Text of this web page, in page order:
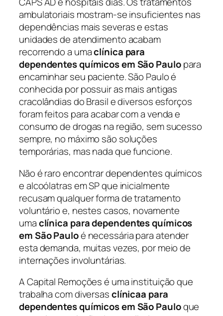
ambulatoriais mostram-se insuficientes nas
dependências mais severas e estas
unidades de atendimento acabam
recorrendo a umaclínica para
dependentes químicos em São Paulopara
encaminhar seu paciente. São Paulo é
conhecida por possuir as mais antigas
cracolândias do Brasil e diversos esforços
foram feitos para acabar com a venda e
consumo de drogas na região, sem sucesso
sempre, no máximo são soluções
temporárias, mas nada que funcione.
Não é raro encontrar dependentes químicos
e alcoólatras em SP que inicialmente
recusam qualquer forma de tratamento
voluntário e, nestes casos, novamente
umaclínica para dependentes químicos
em São Pauloé necessária para atender
esta demanda, muitas vezes, por meio de
internações involuntárias.
A Capital Remoções é uma instituição que
trabalha com diversasclínicaa para
dependentes químicos em São Pauloque